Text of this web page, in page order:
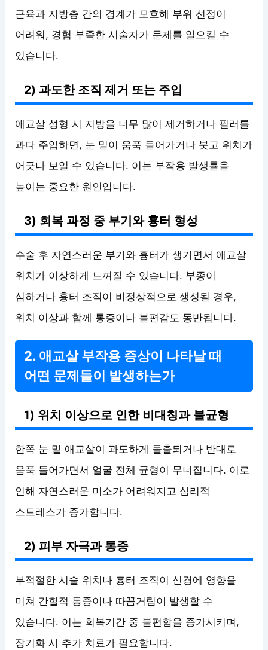
근육과 지방층 간의 경계가 모호해 부위 선정이
어려워, 경험 부족한 시술자가 문제를 일으킬 수
있습니다.
2) 과도한 조직 제거 또는 주입
애교살 성형 시 지방을 너무 많이 제거하거나 필러를
과다 주입하면, 눈 밑이 움푹 들어가거나 붓고 위치가
어긋나 보일 수 있습니다. 이는 부작용 발생률을
높이는 중요한 원인입니다.
3) 회복 과정 중 부기와 흉터 형성
수술 후 자연스러운 부기와 흉터가 생기면서 애교살
위치가 이상하게 느껴질 수 있습니다. 부종이
심하거나 흉터 조직이 비정상적으로 생성될 경우,
위치 이상과 함께 통증이나 불편감도 동반됩니다.
2. 애교살 부작용 증상이 나타날 때
어떤 문제들이 발생하는가
1) 위치 이상으로 인한 비대칭과 불균형
한쪽 눈 밑 애교살이 과도하게 돌출되거나 반대로
움푹 들어가면서 얼굴 전체 균형이 무너집니다. 이로
인해 자연스러운 미소가 어려워지고 심리적
스트레스가 증가합니다.
2) 피부 자극과 통증
부적절한 시술 위치나 흉터 조직이 신경에 영향을
미쳐 간헐적 통증이나 따끔거림이 발생할 수
있습니다. 이는 회복기간 중 불편함을 증가시키며,
장기화 시 추가 치료가 필요합니다.